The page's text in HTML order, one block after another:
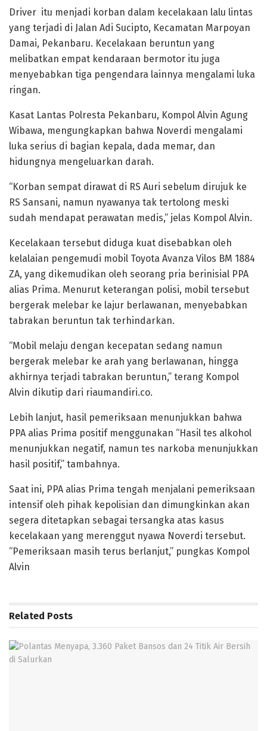
Driver itu menjadi korban dalam kecelakaan lalu lintas
yang terjadi di Jalan Adi Sucipto, Kecamatan Marpoyan
Damai, Pekanbaru. Kecelakaan beruntun yang
melibatkan empat kendaraan bermotor itu juga
menyebabkan tiga pengendara lainnya mengalami luka
ringan.
Kasat Lantas Polresta Pekanbaru, Kompol Alvin Agung
Wibawa, mengungkapkan bahwa Noverdi mengalami
luka serius di bagian kepala, dada memar, dan
hidungnya mengeluarkan darah.
“Korban sempat dirawat di RS Auri sebelum dirujuk ke
RS Sansani, namun nyawanya tak tertolong meski
sudah mendapat perawatan medis,” jelas Kompol Alvin.
Kecelakaan tersebut diduga kuat disebabkan oleh
kelalaian pengemudi mobil Toyota Avanza Vilos BM 1884
ZA, yang dikemudikan oleh seorang pria berinisial PPA
alias Prima. Menurut keterangan polisi, mobil tersebut
bergerak melebar ke lajur berlawanan, menyebabkan
tabrakan beruntun tak terhindarkan.
“Mobil melaju dengan kecepatan sedang namun
bergerak melebar ke arah yang berlawanan, hingga
akhirnya terjadi tabrakan beruntun,” terang Kompol
Alvin dikutip dari riaumandiri.co.
Lebih lanjut, hasil pemeriksaan menunjukkan bahwa
PPA alias Prima positif menggunakan “Hasil tes alkohol
menunjukkan negatif, namun tes narkoba menunjukkan
hasil positif,” tambahnya.
Saat ini, PPA alias Prima tengah menjalani pemeriksaan
intensif oleh pihak kepolisian dan dimungkinkan akan
segera ditetapkan sebagai tersangka atas kasus
kecelakaan yang merenggut nyawa Noverdi tersebut.
“Pemeriksaan masih terus berlanjut,” pungkas Kompol
Alvin
Related Posts